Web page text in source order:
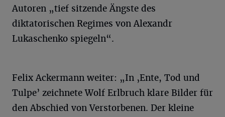
Autoren „tief sitzende Ängste des
diktatorischen Regimes von Alexandr
Lukaschenko spiegeln“.
Felix Ackermann weiter: „In ‚Ente, Tod und
Tulpe’ zeichnete Wolf Erlbruch klare Bilder für
den Abschied von Verstorbenen. Der kleine